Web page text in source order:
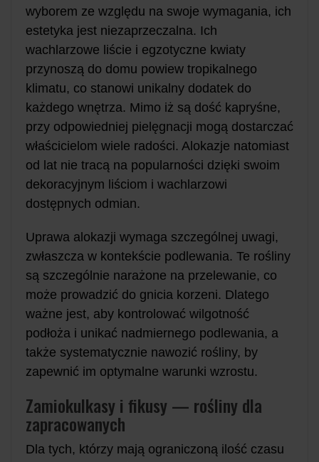
wyborem ze względu na swoje wymagania, ich
estetyka jest niezaprzeczalna. Ich
wachlarzowe liście i egzotyczne kwiaty
przynoszą do domu powiew tropikalnego
klimatu, co stanowi unikalny dodatek do
każdego wnętrza. Mimo iż są dość kapryśne,
przy odpowiedniej pielęgnacji mogą dostarczać
właścicielom wiele radości. Alokazje natomiast
od lat nie tracą na popularności dzięki swoim
dekoracyjnym liściom i wachlarzowi
dostępnych odmian.
Uprawa alokazji wymaga szczególnej uwagi,
zwłaszcza w kontekście podlewania. Te rośliny
są szczególnie narażone na przelewanie, co
może prowadzić do gnicia korzeni. Dlatego
ważne jest, aby kontrolować wilgotność
podłoża i unikać nadmiernego podlewania, a
także systematycznie nawozić rośliny, by
zapewnić im optymalne warunki wzrostu.
Zamiokulkasy i fikusy — rośliny dla
zapracowanych
Dla tych, którzy mają ograniczoną ilość czasu